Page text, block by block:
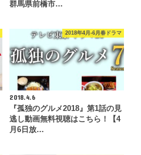
群馬県前橋市…
2018年4月-6月春ドラマ
2018.4.6
『孤独のグルメ2018』第1話の見
逃し動画無料視聴はこちら！【4
月6日放…